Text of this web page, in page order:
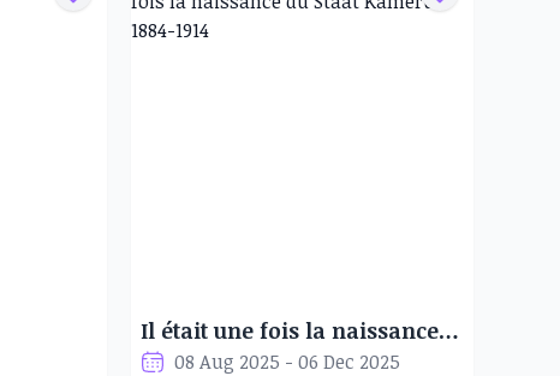
Il était une fois la naissance du Staat Kamerun 1884-1914
08 Aug 2025 - 06 Dec 2025